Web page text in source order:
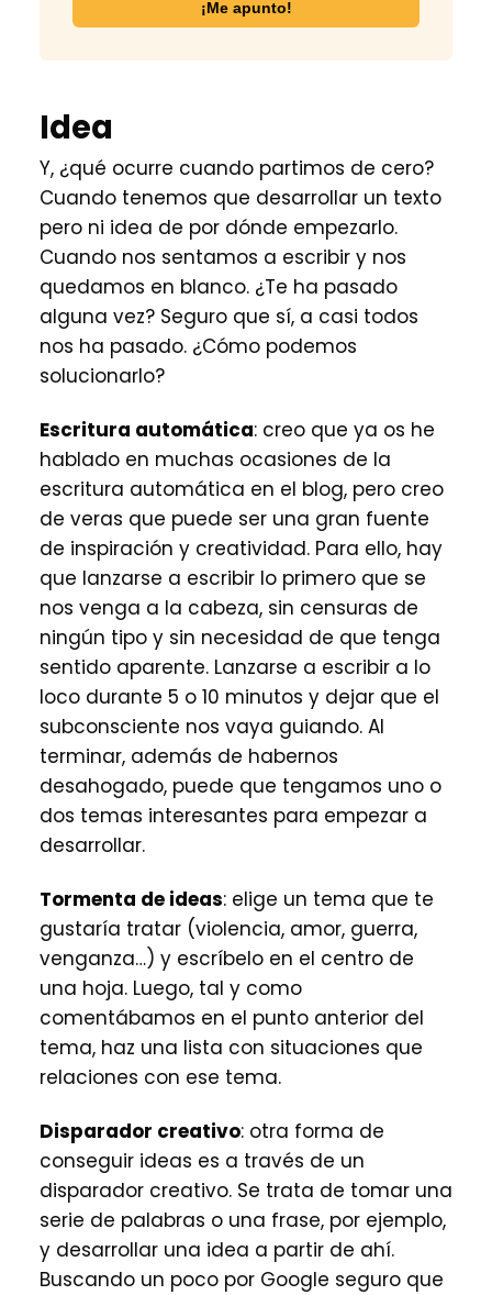
Idea
Y, ¿qué ocurre cuando partimos de cero?
Cuando tenemos que desarrollar un texto
pero ni idea de por dónde empezarlo.
Cuando nos sentamos a escribir y nos
quedamos en blanco. ¿Te ha pasado
alguna vez? Seguro que sí, a casi todos
nos ha pasado. ¿Cómo podemos
solucionarlo?
Escritura automática: creo que ya os he
hablado en muchas ocasiones de la
escritura automática en el blog, pero creo
de veras que puede ser una gran fuente
de inspiración y creatividad. Para ello, hay
que lanzarse a escribir lo primero que se
nos venga a la cabeza, sin censuras de
ningún tipo y sin necesidad de que tenga
sentido aparente. Lanzarse a escribir a lo
loco durante 5 o 10 minutos y dejar que el
subconsciente nos vaya guiando. Al
terminar, además de habernos
desahogado, puede que tengamos uno o
dos temas interesantes para empezar a
desarrollar.
Tormenta de ideas: elige un tema que te
gustaría tratar (violencia, amor, guerra,
venganza…) y escríbelo en el centro de
una hoja. Luego, tal y como
comentábamos en el punto anterior del
tema, haz una lista con situaciones que
relaciones con ese tema.
Disparador creativo: otra forma de
conseguir ideas es a través de un
disparador creativo. Se trata de tomar una
serie de palabras o una frase, por ejemplo,
y desarrollar una idea a partir de ahí.
Buscando un poco por Google seguro que